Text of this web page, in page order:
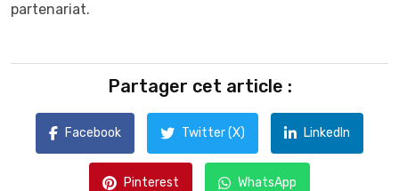
partenariat.
Partager cet article :
Facebook Twitter (X) LinkedIn
Pinterest WhatsApp